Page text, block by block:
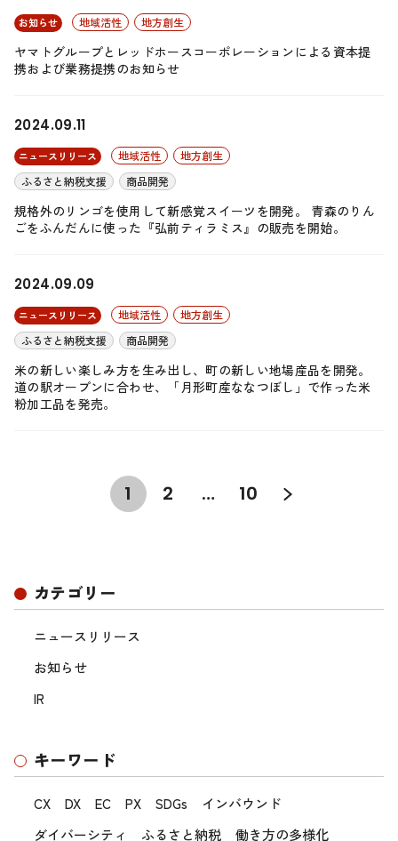
カテゴリー
ニュースリリース
お知らせ
IR
キーワード
CX DX EC PX SDGs
インバウンド
ダイバーシティ
ふるさと納税
働き方の多様化
お知らせ 地域活性 地方創生
ヤマトグループとレッドホースコーポレーションによる資本提
携および業務提携のお知らせ
2024.09.11
ニュースリリース 地域活性
地方創生
ふるさと納税支援
商品開発
規格外のリンゴを使用して新感覚スイーツを開発。 青森のりん
ごをふんだんに使った『弘前ティラミス』の販売を開始。
2024.09.09
ニュースリリース 地域活性
地方創生
ふるさと納税支援
商品開発
米の新しい楽しみ方を生み出し、町の新しい地場産品を開発。
道の駅オープンに合わせ、「月形町産ななつぼし」で作った米
粉加工品を発売。
1 2 … 10